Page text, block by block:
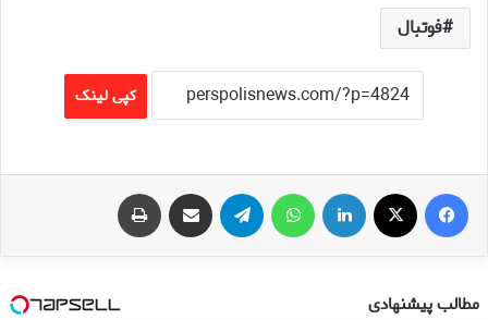
فوتبال
کپی لینک
فیس بوک لینکدین تلگرام اشتراک گذاری از طریق ایمیل
مطالب پیشنهادی